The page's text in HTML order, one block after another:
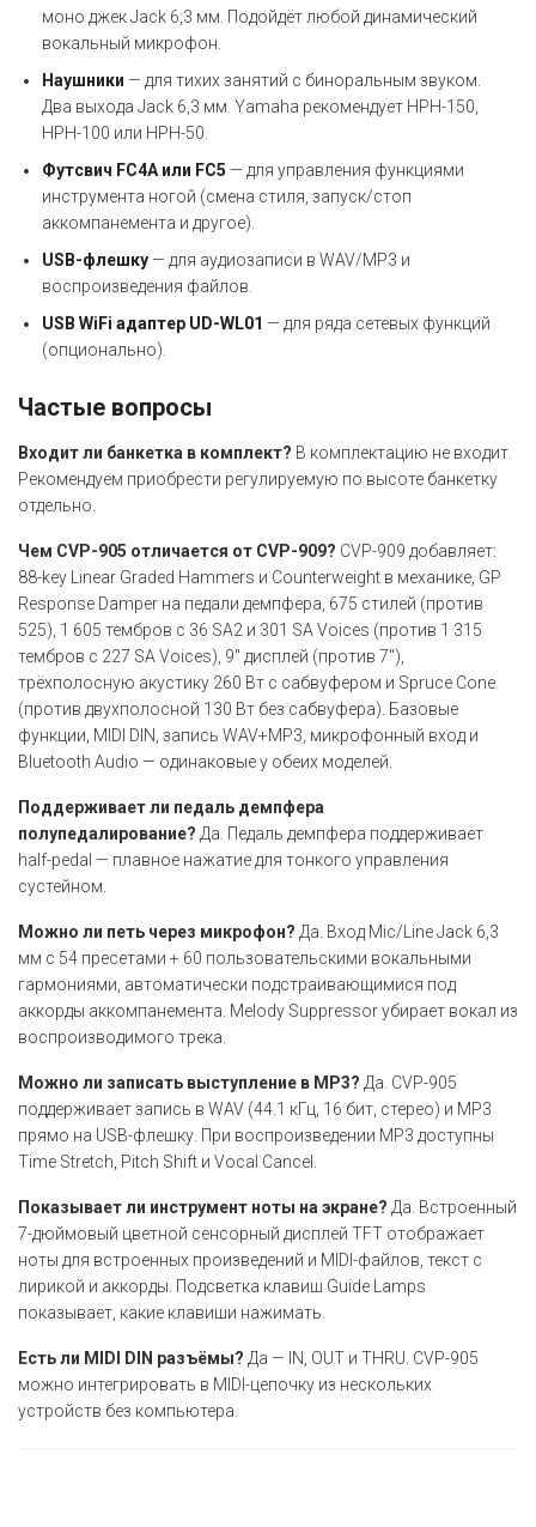
моно джек Jack 6,3 мм. Подойдёт любой динамический
вокальный микрофон.
Наушники — для тихих занятий с биноральным звуком.
Два выхода Jack 6,3 мм. Yamaha рекомендует HPH-150,
HPH-100 или HPH-50.
Футсвич FC4A или FC5 — для управления функциями
инструмента ногой (смена стиля, запуск/стоп
аккомпанемента и другое).
USB-флешку — для аудиозаписи в WAV/MP3 и
воспроизведения файлов.
USB WiFi адаптер UD-WL01 — для ряда сетевых функций
(опционально).
Частые вопросы
Входит ли банкетка в комплект? В комплектацию не входит.
Рекомендуем приобрести регулируемую по высоте банкетку
отдельно.
Чем CVP-905 отличается от CVP-909? CVP-909 добавляет:
88-key Linear Graded Hammers и Counterweight в механике, GP
Response Damper на педали демпфера, 675 стилей (против
525), 1 605 тембров с 36 SA2 и 301 SA Voices (против 1 315
тембров с 227 SA Voices), 9" дисплей (против 7"),
трёхполосную акустику 260 Вт с сабвуфером и Spruce Cone
(против двухполосной 130 Вт без сабвуфера). Базовые
функции, MIDI DIN, запись WAV+MP3, микрофонный вход и
Bluetooth Audio — одинаковые у обеих моделей.
Поддерживает ли педаль демпфера
полупедалирование? Да. Педаль демпфера поддерживает
half-pedal — плавное нажатие для тонкого управления
сустейном.
Можно ли петь через микрофон? Да. Вход Mic/Line Jack 6,3
мм с 54 пресетами + 60 пользовательскими вокальными
гармониями, автоматически подстраивающимися под
аккорды аккомпанемента. Melody Suppressor убирает вокал из
воспроизводимого трека.
Можно ли записать выступление в MP3? Да. CVP-905
поддерживает запись в WAV (44.1 кГц, 16 бит, стерео) и MP3
прямо на USB-флешку. При воспроизведении MP3 доступны
Time Stretch, Pitch Shift и Vocal Cancel.
Показывает ли инструмент ноты на экране? Да. Встроенный
7-дюймовый цветной сенсорный дисплей TFT отображает
ноты для встроенных произведений и MIDI-файлов, текст с
лирикой и аккорды. Подсветка клавиш Guide Lamps
показывает, какие клавиши нажимать.
Есть ли MIDI DIN разъёмы? Да — IN, OUT и THRU. CVP-905
можно интегрировать в MIDI-цепочку из нескольких
устройств без компьютера.